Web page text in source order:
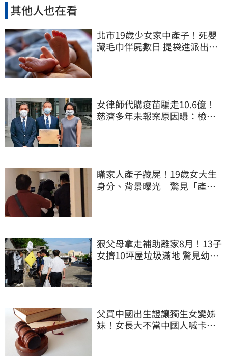
其他人也在看
北市19歲少女家中產子！死嬰
藏毛巾伴屍數日 提袋進派出所
女律師代購疫苗騙走10.6億！
慈濟多年未報案原因曝：檢警
瞞家人產子藏屍！19歲女大生
身分、背景曝光 驚見「產檢
狠父母拿走補助離家8月！13子
女擠10坪屋垃圾滿地 驚見幼童
父買中國出生證讓獨生女變姊
妹！女長大不當中國人喊卡卻